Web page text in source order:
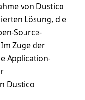
von Dustico
Lösung, die
Source-
Zuge der
Application-
Dustico